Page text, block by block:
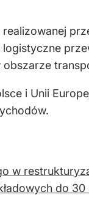
i Unii
w
do